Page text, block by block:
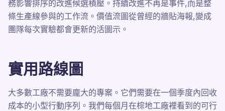
務影響排序的改進候選積壓。持續改進不再是事件,而是整
條生產線參與的工作流。價值流圖從曾經的牆貼海報,變成
團隊每次實驗都會更新的活圖示。
實用路線圖
大多數工廠不需要龐大的專案。它們需要在一個季度內回收
成本的小型行動序列。我們每個月在棕地工廠裡看到的可行